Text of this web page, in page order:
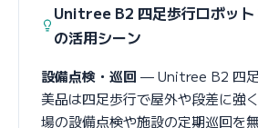
Unitree B2 四足歩行ロボット
の活用シーン
設備点検・巡回 — Unitree B2 四
美品は四足歩行で屋外や段差に強
場の設備点検や施設の定期巡回を